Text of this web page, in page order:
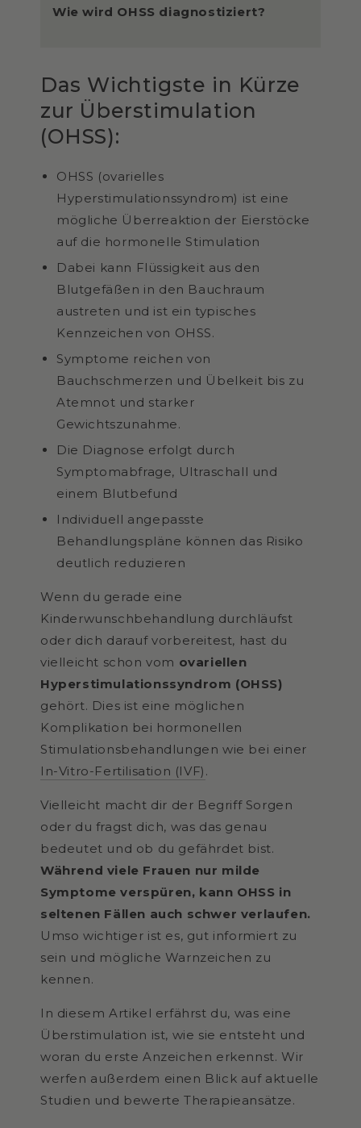
Wie wird OHSS diagnostiziert?
Das Wichtigste in Kürze
zur Überstimulation
(OHSS):
OHSS (ovarielles
Hyperstimulationssyndrom) ist eine
mögliche Überreaktion der Eierstöcke
auf die hormonelle Stimulation
Dabei kann Flüssigkeit aus den
Blutgefäßen in den Bauchraum
austreten und ist ein typisches
Kennzeichen von OHSS.
Symptome reichen von
Bauchschmerzen und Übelkeit bis zu
Atemnot und starker
Gewichtszunahme.
Die Diagnose erfolgt durch
Symptomabfrage, Ultraschall und
einem Blutbefund
Individuell angepasste
Behandlungspläne können das Risiko
deutlich reduzieren
Wenn du gerade eine
Kinderwunschbehandlung durchläufst
oder dich darauf vorbereitest, hast du
vielleicht schon vom ovariellen
Hyperstimulationssyndrom (OHSS)
gehört. Dies ist eine möglichen
Komplikation bei hormonellen
Stimulationsbehandlungen wie bei einer
In-Vitro-Fertilisation (IVF) .
Vielleicht macht dir der Begriff Sorgen
oder du fragst dich, was das genau
bedeutet und ob du gefährdet bist.
Während viele Frauen nur milde
Symptome verspüren, kann OHSS in
seltenen Fällen auch schwer verlaufen.
Umso wichtiger ist es, gut informiert zu
sein und mögliche Warnzeichen zu
kennen.
In diesem Artikel erfährst du, was eine
Überstimulation ist, wie sie entsteht und
woran du erste Anzeichen erkennst. Wir
werfen außerdem einen Blick auf aktuelle
Studien und bewerte Therapieansätze.